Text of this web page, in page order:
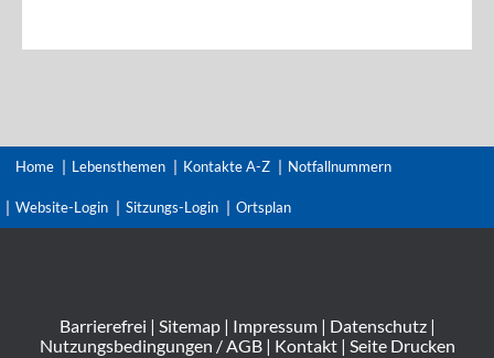
Home Lebensthemen Kontakte A-Z Notfallnummern
Website-Login Sitzungs-Login Ortsplan
Barrierefrei | Sitemap| Impressum| Datenschutz|
Nutzungsbedingungen / AGB| Kontakt| Seite Drucken